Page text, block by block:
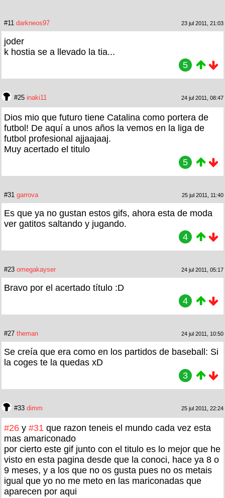
#11 darkneos97 23 jul 2011, 21:03
joder
k hostia se a llevado la tia...
5
#25 inaki11 24 jul 2011, 08:47
Dios mio que futuro tiene Catalina como portera de
futbol! De aquí a unos años la vemos en la liga de
futbol profesional ajjaajaaj.
Muy acertado el titulo
5
#31 garrova 25 jul 2011, 11:40
Es que ya no gustan estos gifs, ahora esta de moda
ver gatitos saltando y jugando.
4
#23 omegakayser 24 jul 2011, 05:17
Bravo por el acertado título :D
4
#27 theman 24 jul 2011, 10:50
Se creía que era como en los partidos de baseball: Si
la coges te la quedas xD
3
#33 dimm 25 jul 2011, 22:24
#26 y #31 que razon teneis el mundo cada vez esta
mas amariconado
por cierto este gif junto con el titulo es lo mejor que he
visto en esta pagina desde que la conoci, hace ya 8 o
9 meses, y a los que no os gusta pues no os metais
igual que yo no me meto en las mariconadas que
aparecen por aqui